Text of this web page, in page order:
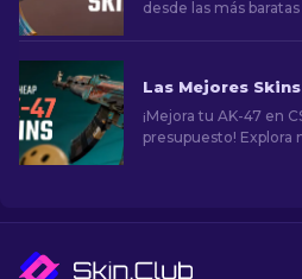
desde las más
¡Mejora tu AK-47 en
presupuesto! Explora